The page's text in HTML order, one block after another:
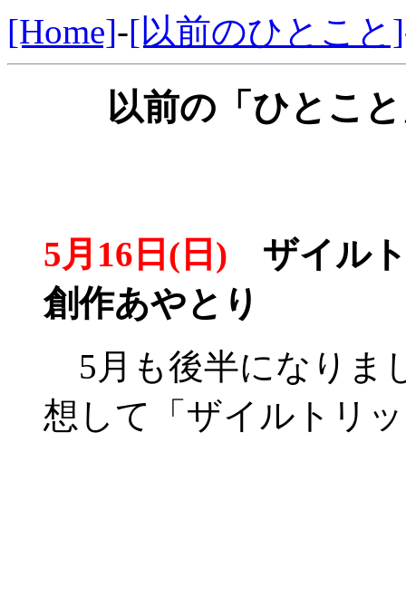
[Home]-[以前のひとこと]
以前の「ひとこ
5月16日(日) ザイルト
創作あやとり
5月も後半になりま
想して「ザイルトリ